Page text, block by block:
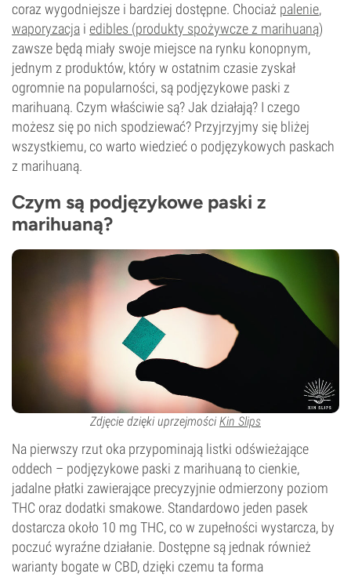
coraz wygodniejsze i bardziej dostępne. Chociaż palenie,
waporyzacja i edibles (produkty spożywcze z marihuaną)
zawsze będą miały swoje miejsce na rynku konopnym,
jednym z produktów, który w ostatnim czasie zyskał
ogromnie na popularności, są podjęzykowe paski z
marihuaną. Czym właściwie są? Jak działają? I czego
możesz się po nich spodziewać? Przyjrzyjmy się bliżej
wszystkiemu, co warto wiedzieć o podjęzykowych paskach
z marihuaną.
Czym są podjęzykowe paski z
marihuaną?
Zdjęcie dzięki uprzejmości Kin Slips
Na pierwszy rzut oka przypominają listki odświeżające
oddech – podjęzykowe paski z marihuaną to cienkie,
jadalne płatki zawierające precyzyjnie odmierzony poziom
THC oraz dodatki smakowe. Standardowo jeden pasek
dostarcza około 10 mg THC, co w zupełności wystarcza, by
poczuć wyraźne działanie. Dostępne są jednak również
warianty bogate w CBD, dzięki czemu ta forma